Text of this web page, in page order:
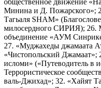
общественное движение
Минина и Д. Пожарского»;
Тагьаля SHAM»
милосердного СИРИЯ); 26.
объединение «АУМ
27. «Муджахеды джамаата
«Чистопольский Джамаат»;
исломи» («Путеводитель в
Террористическое
валь-Джихад»; 32. «Хайят